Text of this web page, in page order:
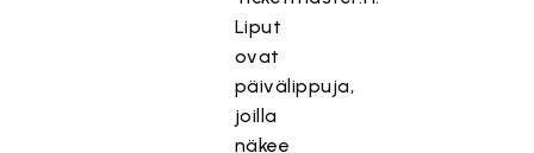
Liput
ovat
päivälippuja,
joilla
näkee